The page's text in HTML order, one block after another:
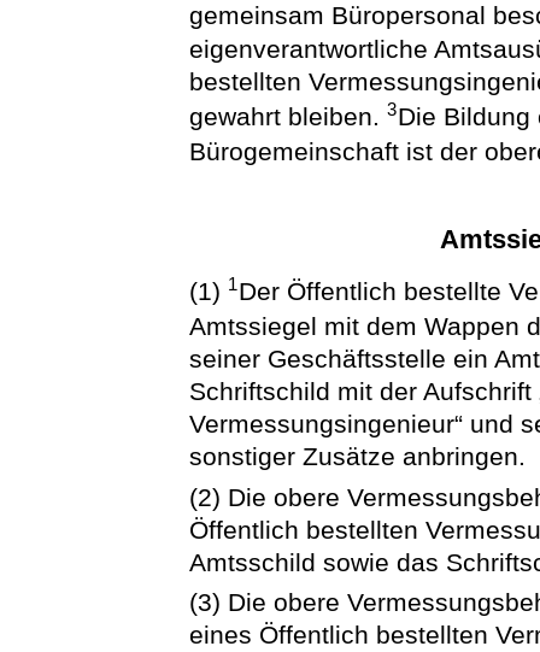
gemeinsam Büropersonal
eigenverantwortliche
bestellten
gewahrt bleiben.3Die Bildung
Bürogemeinschaft ist der
(1) 1Der Öffentlich bestellte
Amtssiegel mit dem Wappen
seiner Geschäftsstelle ein
Schriftschild mit der Aufschrift
Vermessungsingenieur“ und
sonstiger Zusätze anbringen.
(2) Die obere
Öffentlich bestellten
Amtsschild sowie das
(3) Die obere
eines Öffentlich bestellten